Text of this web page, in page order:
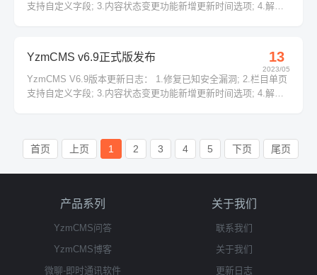
支持自定义字段; 3.内容状态变更功能新增更新时间选项; 4.解决
站内文件设置; 8.模型字段列表支持一键启用...
13
2023/05
YzmCMS v6.9正式版发布
YzmCMS V6.9版本更新日志： 1.修复已知安全漏洞; 2.栏目单页
支持自定义字段; 3.内容状态变更功能新增更新时间选项; 4.解决
首页 上页 1 2 3 4 5 下页 尾页
产品系列
YzmCMS问答
YzmCMS博客
微聊-即时通讯软件
关于我们
联系我们
关于我们
更新日志